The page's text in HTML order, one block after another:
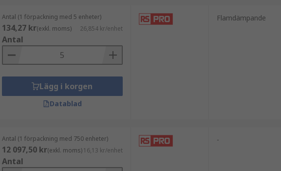
Antal (1 förpackning med 5 enheter)
134,27 kr(exkl. moms) 26,854 kr/enhet
Antal
Lägg i korgen
Datablad
Flamdämpande
Antal (1 förpackning med 750 enheter)
12 097,50 kr(exkl. moms)16,13 kr/enhet
Antal
-